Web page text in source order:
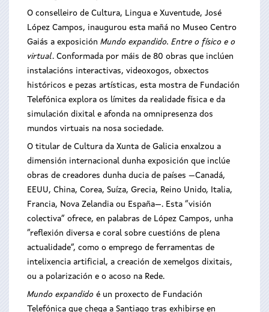
O conselleiro de Cultura, Lingua e Xuventude, José
López Campos, inaugurou esta mañá no Museo Centro
Gaiás a exposición Mundo expandido. Entre o físico e o
virtual. Conformada por máis de 80 obras que inclúen
instalacións interactivas, videoxogos, obxectos
históricos e pezas artísticas, esta mostra de Fundación
Telefónica explora os límites da realidade física e da
simulación dixital e afonda na omnipresenza dos
mundos virtuais na nosa sociedade.
O titular de Cultura da Xunta de Galicia enxalzou a
dimensión internacional dunha exposición que inclúe
obras de creadores dunha ducia de países —Canadá,
EEUU, China, Corea, Suíza, Grecia, Reino Unido, Italia,
Francia, Nova Zelandia ou España—. Esta “visión
colectiva” ofrece, en palabras de López Campos, unha
“reflexión diversa e coral sobre cuestións de plena
actualidade”, como o emprego de ferramentas de
intelixencia artificial, a creación de xemelgos dixitais,
ou a polarización e o acoso na Rede.
Mundo expandido é un proxecto de Fundación
Telefónica que chega a Santiago tras exhibirse en